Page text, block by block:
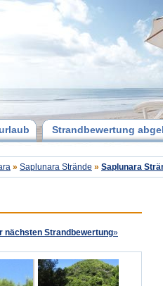
Strandbewertung
» Saplunara Strände » Saplunara
nächsten Strandbewertung»